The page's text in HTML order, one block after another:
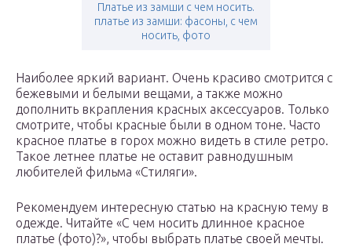
Платье из замши с чем носить.
платье из замши: фасоны, с чем
носить, фото
Наиболее яркий вариант. Очень красиво смотрится с
бежевыми и белыми вещами, а также можно
дополнить вкрапления красных аксессуаров. Только
смотрите, чтобы красные были в одном тоне. Часто
красное платье в горох можно видеть в стиле ретро.
Такое летнее платье не оставит равнодушным
любителей фильма «Стиляги».
Рекомендуем интересную статью на красную тему в
одежде. Читайте «С чем носить длинное красное
платье (фото)?», чтобы выбрать платье своей мечты.